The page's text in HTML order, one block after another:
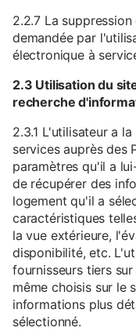
2.2.7 La
demandée par
électronique à
2.3 Utilisation du
recherche
2.3.1 L'utilisateur a
services auprès des
paramètres qu'il a
de récupérer des
logement qu'il a
caractéristiques
la vue extérieure,
disponibilité, etc.
fournisseurs tiers
même choisis sur le
informations plus
sélectionné.